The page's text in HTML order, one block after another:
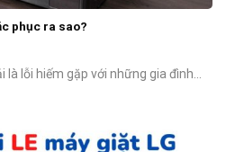
phục ra sao?
là lỗi hiếm gặp với những gia đình...